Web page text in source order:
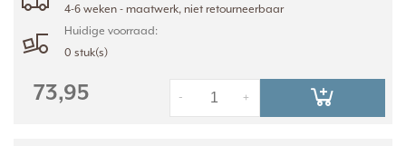
4-6 weken - maatwerk, niet retourneerbaar
Huidige voorraad:
0 stuk(s)
73,95 +
-